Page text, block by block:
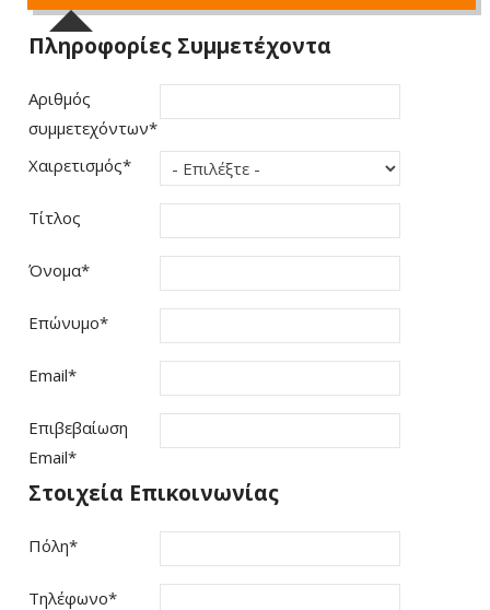
Πληροφορίες Συμμετέχοντα
Αριθμός
συμμετεχόντων*
Χαιρετισμός*
Τίτλος
Όνομα*
Επώνυμο*
Email*
Επιβεβαίωση
Email*
Στοιχεία Επικοινωνίας
Πόλη*
Τηλέφωνο*